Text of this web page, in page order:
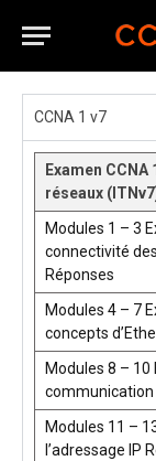
CCNA 1 v7
Examen
réseaux
Modules 1 – 3
connectivité
Réponses
Modules 4 – 7
concepts
Modules 8 – 10
communication
Modules 11 –
l’adressage IP